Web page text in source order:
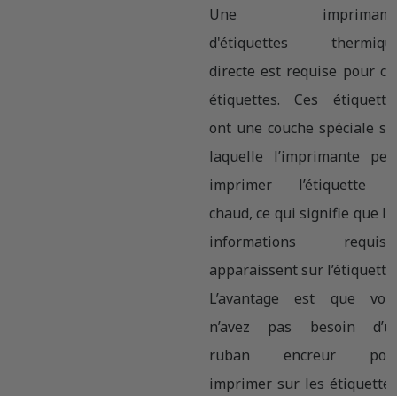
Une
d'étiquettes
directe est requise pour
étiquettes. Ces
ont une couche spéciale
laquelle l’imprimante
imprimer l’étiquette
chaud, ce qui signifie que
informations
apparaissent sur l’étiquette.
L’avantage est que
n’avez pas besoin
ruban encreur
imprimer sur les